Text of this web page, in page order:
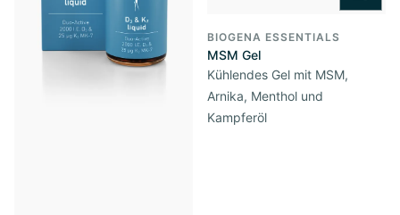
BIOGENA ESSENTIALS
MSM Gel
Kühlendes Gel mit MSM,
Arnika, Menthol und
Kampferöl